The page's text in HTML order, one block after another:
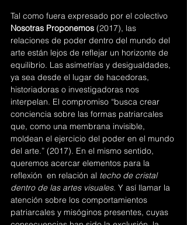
Tal como fuera expresado por el colectivo
Nosotras Proponemos (2017), las
relaciones de poder dentro del mundo del
arte están lejos de reflejar un horizonte de
equilibrio. Las asimetrías y desigualdades,
ya sea desde el lugar de hacedoras,
historiadoras o investigadoras nos
interpelan. El compromiso “busca crear
conciencia sobre las formas patriarcales
que, como una membrana invisible,
moldean el ejercicio del poder en el mundo
del arte.” (2017). En el mismo sentido,
queremos acercar elementos para la
reflexión  en relación al techo de cristal
dentro de las artes visuales. Y así llamar la
atención sobre los comportamientos
patriarcales y misóginos presentes, cuyas